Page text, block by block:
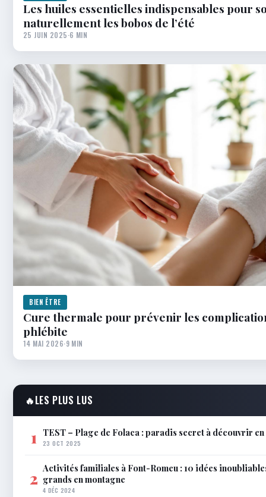
Les huiles essentielles indispensables pour
naturellement les bobos de l’été
25 JUIN 2025·6 MIN
BIEN ÊTRE
Cure thermale pour prévenir les
phlébite
14 MAI 2026·9 MIN
🔥LES PLUS LUS
1 TEST – Plage de Folaca : paradis secret à découvrir
23 OCT 2025
2 Activités familiales à Font-Romeu : 10 idées
grands en montagne
4 DÉC 2024